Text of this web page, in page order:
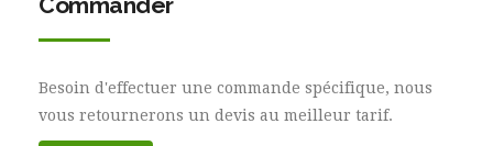
Besoin d'effectuer une commande spécifique, nous
vous retournerons un devis au meilleur tarif.